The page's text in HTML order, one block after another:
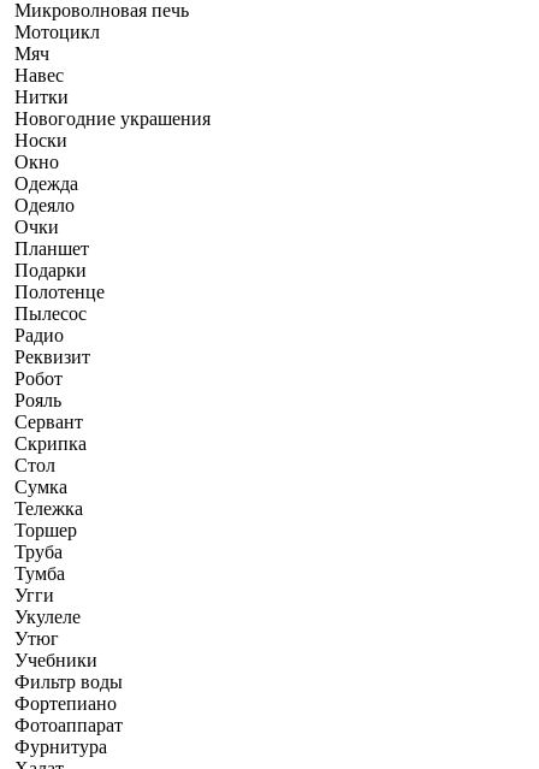
Микроволновая печь
Мотоцикл
Мяч
Навес
Нитки
Новогодние украшения
Носки
Окно
Одежда
Одеяло
Очки
Планшет
Подарки
Полотенце
Пылесос
Радио
Реквизит
Робот
Рояль
Сервант
Скрипка
Стол
Сумка
Тележка
Торшер
Труба
Тумба
Угги
Укулеле
Утюг
Учебники
Фильтр воды
Фортепиано
Фотоаппарат
Фурнитура